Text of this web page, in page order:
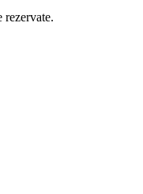
rezervate.